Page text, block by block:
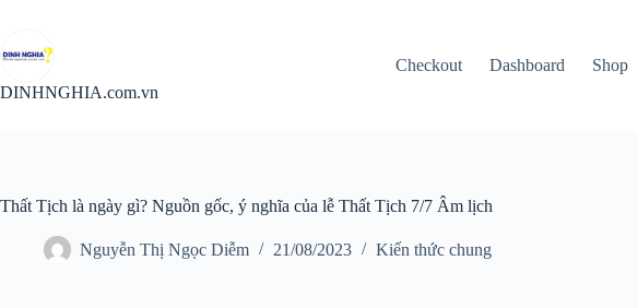
phần
nội
dung
DINHNGHIA.com.vn
Checkout Dashboard Shop
Thất Tịch là ngày gì? Nguồn gốc, ý nghĩa của lễ Thất Tịch 7/7 Âm lịch
Nguyễn Thị Ngọc Diễm 21/08/2023 Kiến thức chung